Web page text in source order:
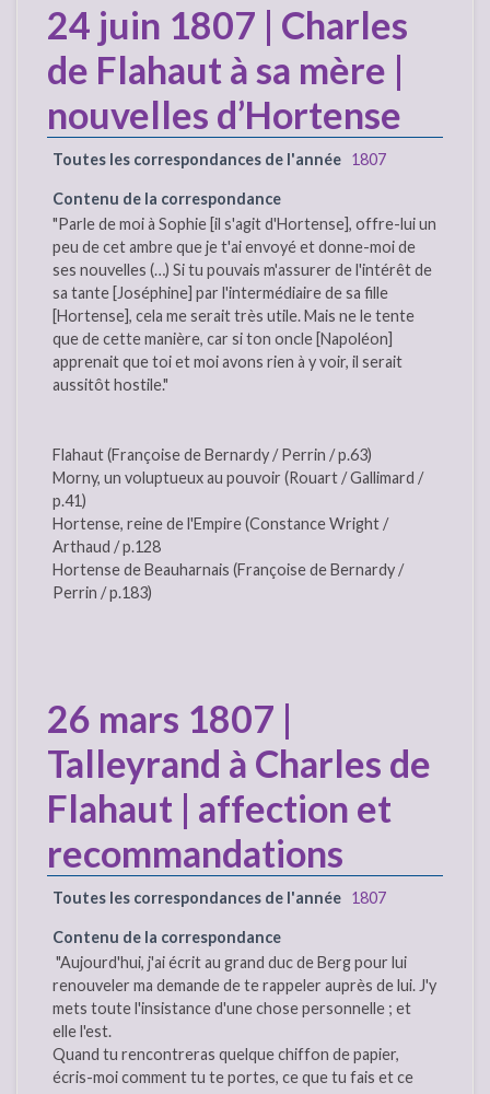
24 juin 1807 | Charles
de Flahaut à sa mère |
nouvelles d’Hortense
Toutes les correspondances de l'année 1807
Contenu de la correspondance
"Parle de moi à Sophie [il s'agit d'Hortense], offre-lui un
peu de cet ambre que je t'ai envoyé et donne-moi de
ses nouvelles (…) Si tu pouvais m'assurer de l'intérêt de
sa tante [Joséphine] par l'intermédiaire de sa fille
[Hortense], cela me serait très utile. Mais ne le tente
que de cette manière, car si ton oncle [Napoléon]
apprenait que toi et moi avons rien à y voir, il serait
aussitôt hostile."
Flahaut (Françoise de Bernardy / Perrin / p.63)
Morny, un voluptueux au pouvoir (Rouart / Gallimard /
p.41)
Hortense, reine de l'Empire (Constance Wright /
Arthaud / p.128
Hortense de Beauharnais (Françoise de Bernardy /
Perrin / p.183)
26 mars 1807 |
Talleyrand à Charles de
Flahaut | affection et
recommandations
Toutes les correspondances de l'année 1807
Contenu de la correspondance
"Aujourd'hui, j'ai écrit au grand duc de Berg pour lui
renouveler ma demande de te rappeler auprès de lui. J'y
mets toute l'insistance d'une chose personnelle ; et
elle l'est.
Quand tu rencontreras quelque chiffon de papier,
écris-moi comment tu te portes, ce que tu fais et ce